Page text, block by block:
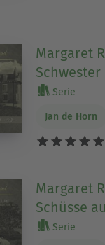
Margaret
Serie
Jan de Horn
Margaret
Schüsse
Serie